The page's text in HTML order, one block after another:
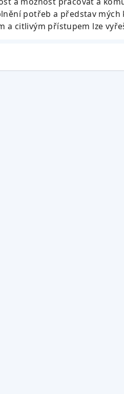
potřeb a představ
a citlivým přístupem lze